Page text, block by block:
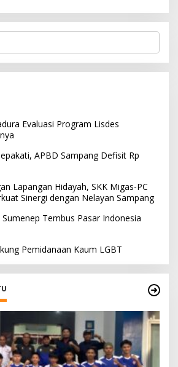
Evaluasi Program Lisdes
APBD Sampang Defisit Rp
Lapangan Hidayah, SKK Migas-PC
Sinergi dengan Nelayan Sampang
Tembus Pasar Indonesia
Pemidanaan Kaum LGBT